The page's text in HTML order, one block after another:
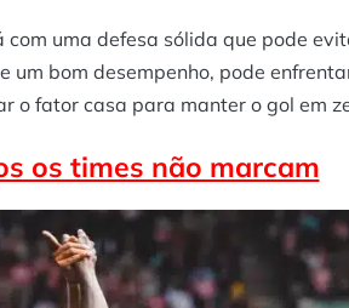
com uma defesa sólida que pode
um bom desempenho, pode
o fator casa para manter o gol em
os times não marcam